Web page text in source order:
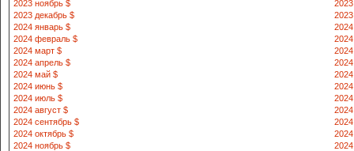
2023 ноябрь $
2023 декабрь $
2024 январь $
2024 февраль $
2024 март $
2024 апрель $
2024 май $
2024 июнь $
2024 июль $
2024 август $
2024
2024 сентябрь $
2024 октябрь $
2024 ноябрь $